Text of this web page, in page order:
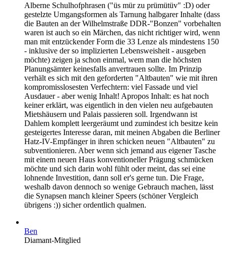
Alberne Schulhofphrasen ("üs mür zu prümütüv" :D) oder
gestelzte Umgangsformen als Tarnung halbgarer Inhalte (dass
die Bauten an der Wilhelmstraße DDR-"Bonzen" vorbehalten
waren ist auch so ein Märchen, das nicht richtiger wird, wenn
man mit entzückender Form die 33 Lenze als mindestens 150
- inklusive der so implizierten Lebensweisheit - ausgeben
möchte) zeigen ja schon einmal, wem man die höchsten
Planungsämter keinesfalls anvertrauen sollte. Im Prinzip
verhält es sich mit den geforderten "Altbauten" wie mit ihren
kompromisslosesten Verfechtern: viel Fassade und viel
Ausdauer - aber wenig Inhalt! Apropos Inhalt: es hat noch
keiner erklärt, was eigentlich in den vielen neu aufgebauten
Mietshäusern und Palais passieren soll. Irgendwann ist
Dahlem komplett leergeräumt und zumindest ich besitze kein
gesteigertes Interesse daran, mit meinen Abgaben die Berliner
Hatz-IV-Empfänger in ihren schicken neuen "Altbauten" zu
subventionieren. Aber wenn sich jemand aus eigener Tasche
mit einem neuen Haus konventioneller Prägung schmücken
möchte und sich darin wohl fühlt oder meint, das sei eine
lohnende Investition, dann soll er's gerne tun. Die Frage,
weshalb davon dennoch so wenige Gebrauch machen, lässt
die Synapsen manch kleiner Speers (schöner Vergleich
übrigens :)) sicher ordentlich qualmen.
Ben
Diamant-Mitglied